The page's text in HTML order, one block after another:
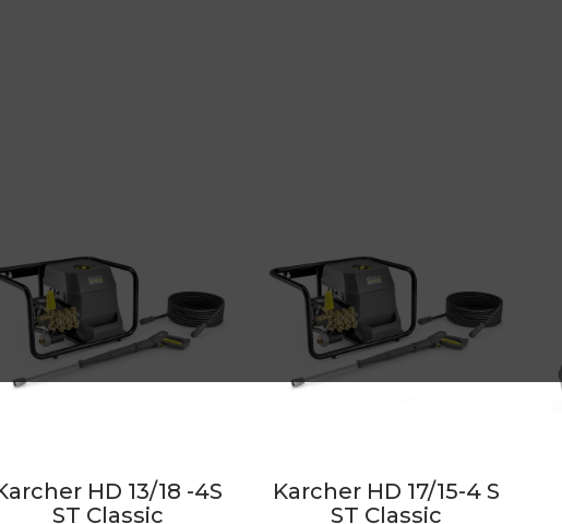
HD 13/18 -4S
ST Classic
Karcher HD 17/15-4 S
ST Classic